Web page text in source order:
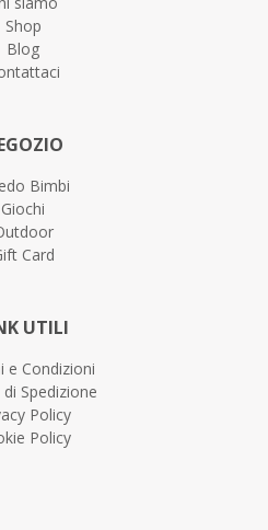
Shop
Blog
Bimbi
Giochi
Card
UTILI
e Condizioni
Spedizione
Policy
Policy